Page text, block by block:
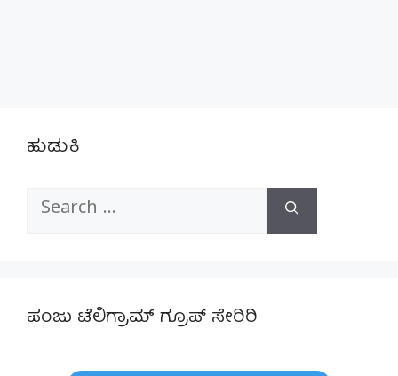
ಹುಡುಕಿ
Search
ಪಂಜು ಟೆಲಿಗ್ರಾಮ್ ಗ್ರೂಪ್ ಸೇರಿರಿ